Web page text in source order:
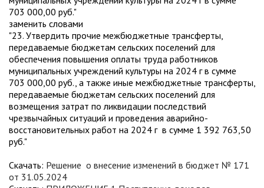
703 000,00 руб."
заменить словами
"23. Утвердить прочие межбюджетные трансферты,
передаваемые бюджетам сельских поселений для
обеспечения повышения оплаты труда работников
муниципальных учреждений культуры на 2024 г в сумме
703 000,00 руб., а также иные межбюджетные трансферты,
передаваемые бюджетам сельских поселений для
возмещения затрат по ликвидации последствий
чрезвычайных ситуаций и проведения аварийно-
восстановительных работ на 2024 г в сумме 1 392 763,50
руб."
Скачать: Решение о внесение изменений в бюджет № 171
от 31.05.2024